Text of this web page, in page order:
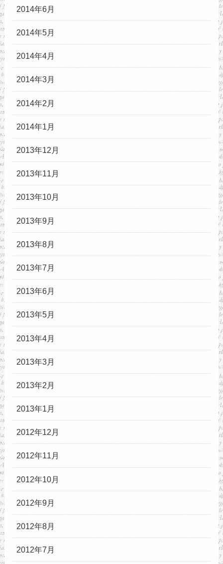
2014年6月
2014年5月
2014年4月
2014年3月
2014年2月
2014年1月
2013年12月
2013年11月
2013年10月
2013年9月
2013年8月
2013年7月
2013年6月
2013年5月
2013年4月
2013年3月
2013年2月
2013年1月
2012年12月
2012年11月
2012年10月
2012年9月
2012年8月
2012年7月